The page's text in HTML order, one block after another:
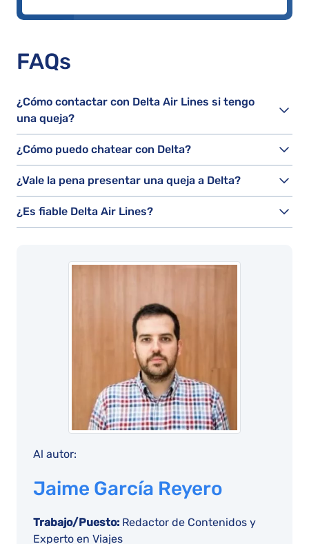
FAQs
¿Cómo contactar con Delta Air Lines si tengo
una queja?
¿Cómo puedo chatear con Delta?
¿Vale la pena presentar una queja a Delta?
¿Es fiable Delta Air Lines?
Al autor:
Jaime García Reyero
Trabajo/Puesto: Redactor de Contenidos y
Experto en Viajes